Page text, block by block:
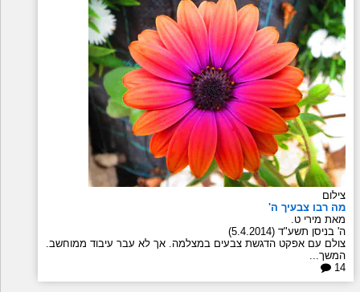
צילום
מה רבו צבעיך ה'
מאת מירי ט.
ה' בניסן תשע"ד (5.4.2014)
צולם עם אפקט הדגשת צבעים במצלמה. אך לא עבר עיבוד ממוחשב.
המשך...
14